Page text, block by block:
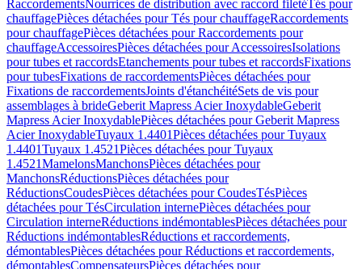
RaccordementsNourrices de distribution avec raccord filetéTés pour
chauffagePièces détachées pour Tés pour chauffageRaccordements
pour chauffagePièces détachées pour Raccordements pour
chauffageAccessoiresPièces détachées pour AccessoiresIsolations
pour tubes et raccordsEtanchements pour tubes et raccordsFixations
pour tubesFixations de raccordementsPièces détachées pour
Fixations de raccordementsJoints d'étanchéitéSets de vis pour
assemblages à brideGeberit Mapress Acier InoxydableGeberit
Mapress Acier InoxydablePièces détachées pour Geberit Mapress
Acier InoxydableTuyaux 1.4401Pièces détachées pour Tuyaux
1.4401Tuyaux 1.4521Pièces détachées pour Tuyaux
1.4521MamelonsManchonsPièces détachées pour
ManchonsRéductionsPièces détachées pour
RéductionsCoudesPièces détachées pour CoudesTésPièces
détachées pour TésCirculation internePièces détachées pour
Circulation interneRéductions indémontablesPièces détachées pour
Réductions indémontablesRéductions et raccordements,
démontablesPièces détachées pour Réductions et raccordements,
démontablesCompensateursPièces détachées pour